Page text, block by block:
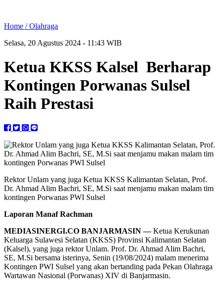
Home /Olahraga
Selasa, 20 Agustus 2024 - 11:43 WIB
Ketua KKSS Kalsel Berharap
Kontingen Porwanas Sulsel
Raih Prestasi
Rektor Unlam yang juga Ketua KKSS Kalimantan Selatan, Prof.
Dr. Ahmad Alim Bachri, SE, M.Si saat menjamu makan malam tim
kontingen Porwanas PWI Sulsel
Laporan Manaf Rachman
MEDIASINERGI.CO BANJARMASIN —Ketua Kerukunan
Keluarga Sulawesi Selatan (KKSS) Provinsi Kalimantan Selatan
(Kalsel), yang juga rektor Unlam. Prof. Dr. Ahmad Alim Bachri,
SE, M.Si bersama isterinya, Senin (19/08/2024) malam menerima
Kontingen PWI Sulsel yang akan bertanding pada Pekan Olahraga
Wartawan Nasional (Porwanas) XIV di Banjarmasin.